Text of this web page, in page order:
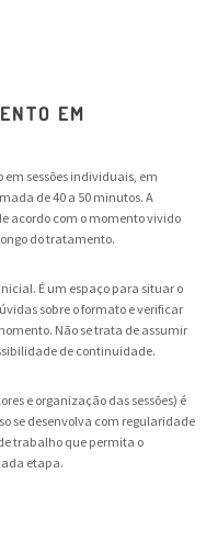
EM
sessões individuais, em
de 40 a 50 minutos. A
acordo com o momento vivido
do tratamento.
É um espaço para situar o
sobre o formato e verificar
Não se trata de assumir
de continuidade.
e organização das sessões) é
se desenvolva com regularidade
trabalho que permita o
etapa.